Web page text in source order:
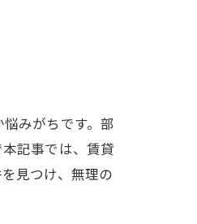
みがちです。部
記事では、賃貸
見つけ、無理の